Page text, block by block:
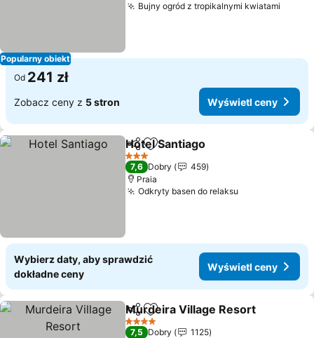
Popularny obiekt
Bujny ogród z tropikalnymi kwiatami
Od 241 zł
Zobacz ceny z 5 stron Wyświetl ceny
Udostępnij
Dodaj do ulubionych
Hotel Santiago
3 Kategoria
7,6 Dobry
459
Praia
Odkryty basen do relaksu
Wybierz daty, aby sprawdzić
dokładne ceny
Wyświetl ceny
UdostępnijDodaj do ulubionych
Murdeira Village Resort
4 Kategoria
7,5 Dobry
1125